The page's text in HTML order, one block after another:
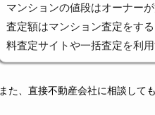
マンションの値段はオーナー
査定額はマンション査定をす
料査定サイトや一括査定を利
また、直接不動産会社に相談して